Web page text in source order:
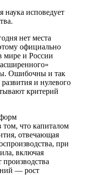
наука исповедует
нет места
официально
мире и России
Ошибочны и так
и нулевого
критерий
том, что капиталом
отвечающая
при
включая
производства
— рост